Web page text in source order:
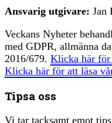
Ansvarig utgivare: Jan
Veckans Nyheter
med GDPR, allmänna
2016/679. Klicka här för
Klicka här för att läsa
Tipsa oss
Vi tar tacksamt emot